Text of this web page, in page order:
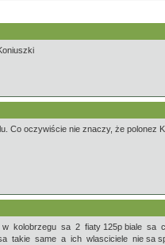
Co oczywiście nie znaczy, że polonez
sa 2 fiaty 125p biale sa
same a ich wlasciciele nie sa